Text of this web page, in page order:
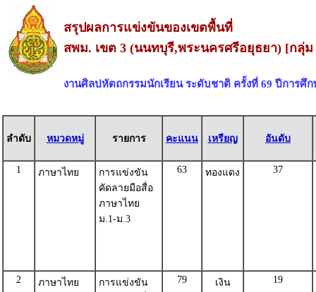
สรุปผลการแข่งขันของเขตพื้นที่
สพม. เขต 3 (นนทบุรี,พระนครศรีอยุธยา) [กลุ่
งานศิลปหัตถกรรมนักเรียน ระดับชาติ ครั้งที่ 69 ปีการศึ
ลำดับ หมวดหมู่ รายการ คะแนน เหรียญ อันดับ
1 ภาษาไทย
การแข่งขัน
คัดลายมือสื่อ
ภาษาไทย
ม.1-ม.3
63 ทองแดง 37
2 ภาษาไทย
การแข่งขัน
79 เงิน 19